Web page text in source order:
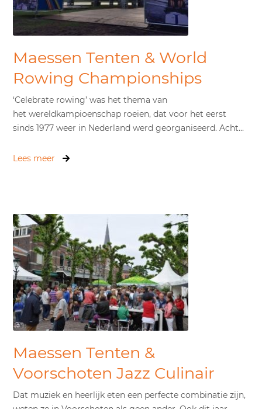
Maessen Tenten & World
Rowing Championships
‘Celebrate rowing’ was het thema van
het wereldkampioenschap roeien, dat voor het eerst
sinds 1977 weer in Nederland werd georganiseerd. Acht...
Lees meer
Maessen Tenten &
Voorschoten Jazz Culinair
Dat muziek en heerlijk eten een perfecte combinatie zijn,